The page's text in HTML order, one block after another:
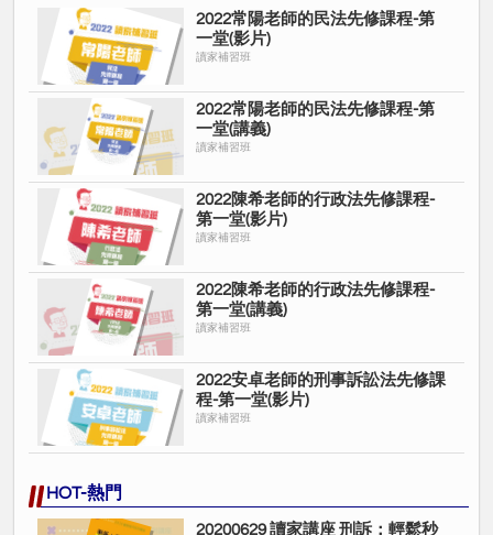
2022常陽老師的民法先修課程-第
一堂(影片)
讀家補習班
2022常陽老師的民法先修課程-第
一堂(講義)
讀家補習班
2022陳希老師的行政法先修課程-
第一堂(影片)
讀家補習班
2022陳希老師的行政法先修課程-
第一堂(講義)
讀家補習班
2022安卓老師的刑事訴訟法先修課
程-第一堂(影片)
讀家補習班
HOT-熱門
20200629 讀家講座 刑訴：輕鬆秒